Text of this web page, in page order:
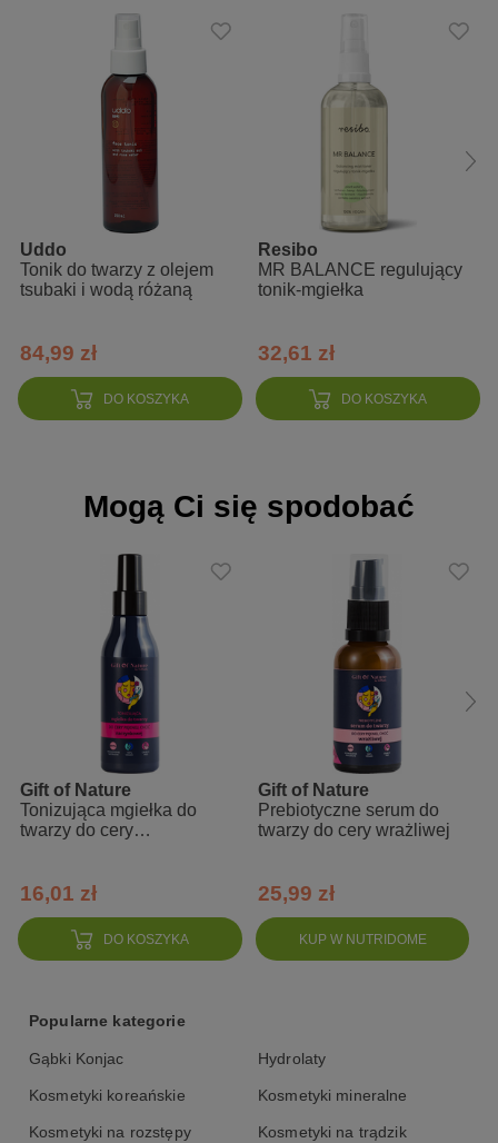
kolejne kroki pielęgnacyjne.
Działanie
usuwa zanieczyszczenia i makijaż
łagodzi podrażnienia i zaczerwienienia
poprawia elastyczność
Zalety
składnik wiodący: czystek
przyjemna kremowa konsystencja
odpowiedni dla wegan
Sposób użycia
następnie spłukać letnią wodą.
Skład INCI
Aqua, Glycerin, Coco Glucoside, Sodium Lauroyl Sarcosinate,
Lauryl Glucoside, Sodium Lauryl Glucose Carboxylate, Cistus
Ladaniferus Leaf/Stem Water, Maltooligosyl Glucoside,
Hydrogenated Starch Hydrolysate, Lactic Acid, Citric Acid, Sorbic
Acid, Parfum, Sodium Citrate, Heptyl Glucoside, Sodium Benzoate
DO KOSZYKA
Uddo
Tonik do twarzy z olejem
tsubaki i wodą różaną
84,99 zł
DO KOSZYKA
Resibo
MR BALANCE regulujący
tonik-mgiełka
32,61 zł
Mogą Ci się spodobać
DO KOSZYKA
Gift of Nature
Tonizująca mgiełka do
twarzy do cery
16,01 zł
KUP W NUTRIDOME
Gift of Nature
Prebiotyczne serum do
twarzy do cery wrażliwej
25,99 zł
Popularne kategorie
Gąbki Konjac Hydrolaty
Kosmetyki koreańskie Kosmetyki mineralne
Kosmetyki na rozstępy Kosmetyki na trądzik